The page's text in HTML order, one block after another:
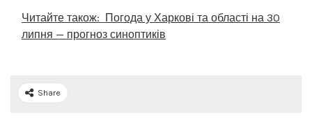
Читайте також: Погода у Харкові та області на 30
липня — прогноз синоптиків
Share